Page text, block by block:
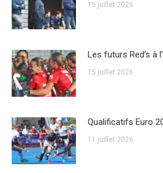
15 juillet 2026
Les futurs Red’s à
15 juillet 2026
Qualificatifs Euro
11 juillet 2026